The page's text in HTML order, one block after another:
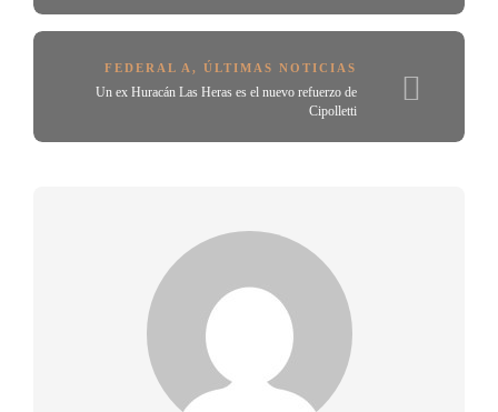
FEDERAL A , ÚLTIMAS NOTICIAS
Un ex Huracán Las Heras es el nuevo refuerzo de
Cipolletti